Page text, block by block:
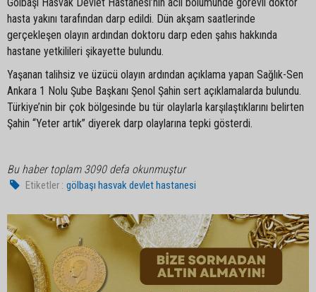
hasta yakını tarafından darp edildi. Dün akşam saatlerinde
gerçekleşen olayın ardından doktoru darp eden şahıs hakkında
hastane yetkilileri şikayette bulundu.
Yaşanan talihsiz ve üzücü olayın ardından açıklama yapan Sağlık-Sen
Ankara 1 Nolu Şube Başkanı Şenol Şahin sert açıklamalarda bulundu.
Türkiye’nin bir çok bölgesinde bu tür olaylarla karşılaştıklarını belirten
Şahin “Yeter artık” diyerek darp olaylarına tepki gösterdi.
Bu haber toplam 3090 defa okunmuştur
Etiketler : gölbaşı hasvak devlet hastanesi